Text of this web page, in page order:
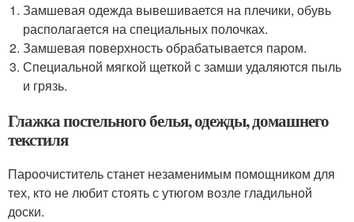
Замшевая одежда вывешивается на плечики, обувь
располагается на специальных полочках.
Замшевая поверхность обрабатывается паром.
Специальной мягкой щеткой с замши удаляются пыль
и грязь.
Глажка постельного белья, одежды, домашнего
текстиля
Пароочиститель станет незаменимым помощником для
тех, кто не любит стоять с утюгом возле гладильной
доски.